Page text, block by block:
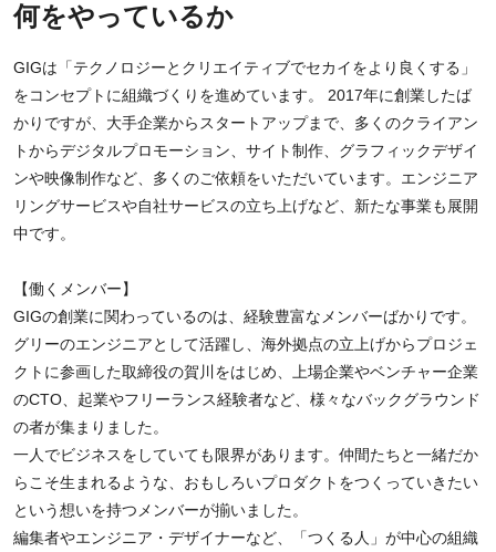
何をやっているか
GIGは「テクノロジーとクリエイティブでセカイをより良くする」
をコンセプトに組織づくりを進めています。 2017年に創業したば
かりですが、大手企業からスタートアップまで、多くのクライアン
トからデジタルプロモーション、サイト制作、グラフィックデザイ
ンや映像制作など、多くのご依頼をいただいています。エンジニア
リングサービスや自社サービスの立ち上げなど、新たな事業も展開
中です。
【働くメンバー】
GIGの創業に関わっているのは、経験豊富なメンバーばかりです。
グリーのエンジニアとして活躍し、海外拠点の立上げからプロジェ
クトに参画した取締役の賀川をはじめ、上場企業やベンチャー企業
のCTO、起業やフリーランス経験者など、様々なバックグラウンド
の者が集まりました。
一人でビジネスをしていても限界があります。仲間たちと一緒だか
らこそ生まれるような、おもしろいプロダクトをつくっていきたい
という想いを持つメンバーが揃いました。
編集者やエンジニア・デザイナーなど、「つくる人」が中心の組織